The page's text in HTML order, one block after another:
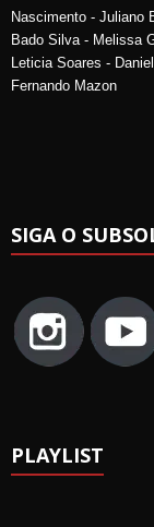
Nascimento - Juliano
Bado Silva - Melissa
Leticia Soares -
Fernando Mazon
SIGA O
PLAYLIST